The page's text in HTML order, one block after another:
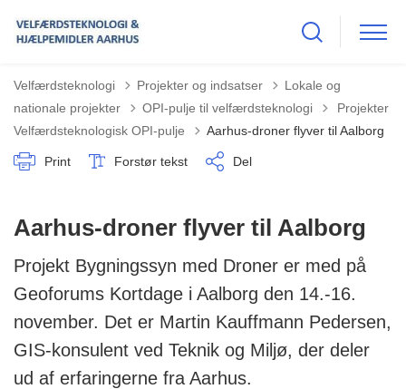
Velfærdsteknologi Projekter og indsatser
Lokale og
nationale projekter
OPI-pulje til velfærdsteknologi Tilbage til
Projekter
Velfærdsteknologisk OPI-pulje
Aarhus-droner flyver til Aalborg
Print Forstør tekst Del
Aarhus-droner flyver til Aalborg
Projekt Bygningssyn med Droner er med på
Geoforums Kortdage i Aalborg den 14.-16.
november. Det er Martin Kauffmann Pedersen,
GIS-konsulent ved Teknik og Miljø, der deler
ud af erfaringerne fra Aarhus.